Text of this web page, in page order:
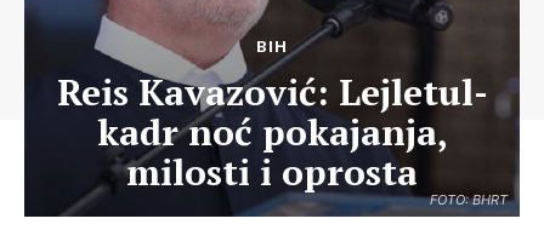
FOTO: BHRT
BIH
Reis Kavazović: Lejletul-
kadr noć pokajanja,
milosti i oprosta